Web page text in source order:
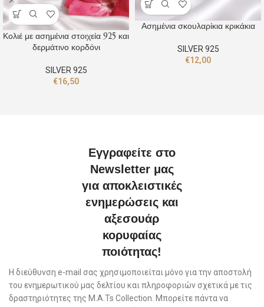
Κολιέ με ασημένια στοιχεία 925 και
δερμάτινο κορδόνι
SILVER 925
€16,50
Ασημένια σκουλαρίκια κρικάκια
SILVER 925
€12,00
Εγγραφείτε στο
Newsletter μας
για αποκλειστικές
ενημερώσεις και
αξεσουάρ
κορυφαίας
ποιότητας!
Η διεύθυνση e-mail σας χρησιμοποιείται μόνο για την αποστολή
του ενημερωτικού μας δελτίου και πληροφοριών σχετικά με τις
δραστηριότητες της M.A.Ts Collection. Μπορείτε πάντα να